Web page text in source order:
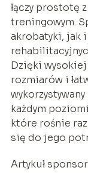
łączy prostotę
treningowym.
akrobatyki, jak
Dzięki
rozmiarów i
każdym
które rośnie
się do jego
Artykuł